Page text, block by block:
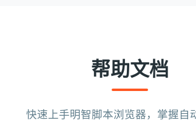
帮助文档
快速上手明智脚本浏览器，掌握自